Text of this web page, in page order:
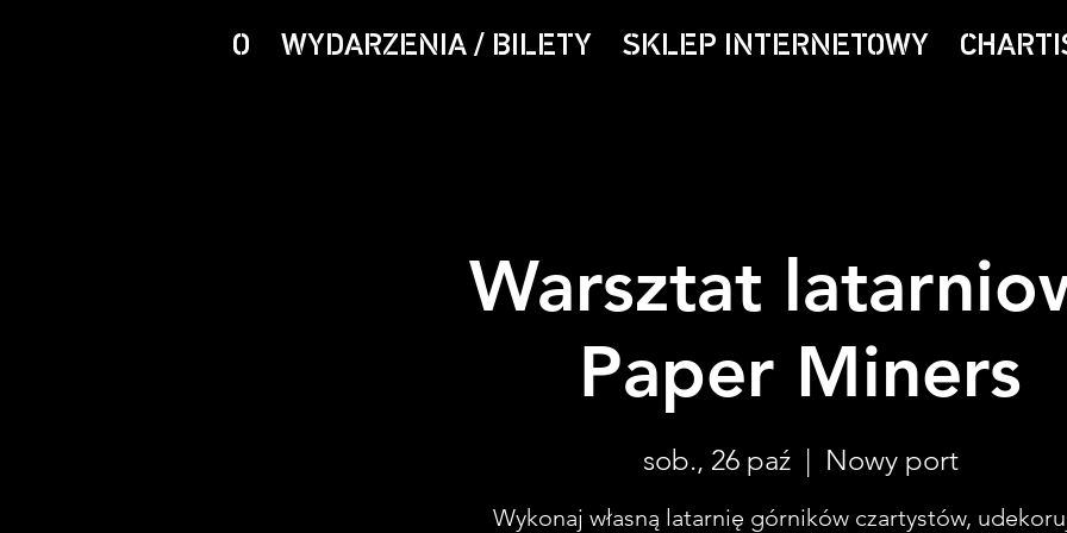
O WYDARZENIA / BILETY SKLEP INTERNETOWY
Warsztat
Paper Miners
sob., 26 paź
  |
Nowy port
Wykonaj własną latarnię górników czartystów,